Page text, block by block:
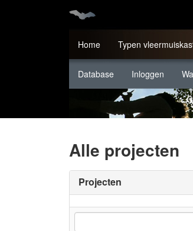
Home Typen
Database Inloggen
Alle projecten
Projecten